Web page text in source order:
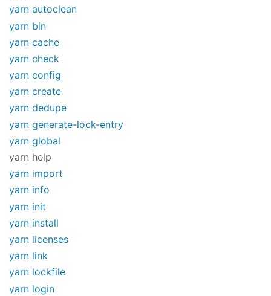
yarn autoclean
yarn bin
yarn cache
yarn check
yarn config
yarn create
yarn dedupe
yarn generate-lock-entry
yarn global
yarn help
yarn import
yarn info
yarn init
yarn install
yarn licenses
yarn link
yarn lockfile
yarn login